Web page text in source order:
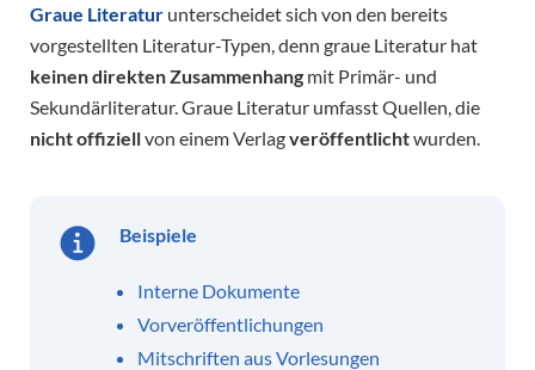
Graue Literatur unterscheidet sich von den bereits
vorgestellten Literatur-Typen, denn graue Literatur hat
keinen direkten Zusammenhang mit Primär- und
Sekundärliteratur. Graue Literatur umfasst Quellen, die
nicht offiziellvon einem Verlagveröffentlichtwurden.
Beispiele
Interne Dokumente
Vorveröffentlichungen
Mitschriften aus Vorlesungen